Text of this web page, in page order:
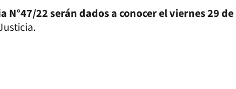
N°47/22 serán dados a conocer el viernes 29 de